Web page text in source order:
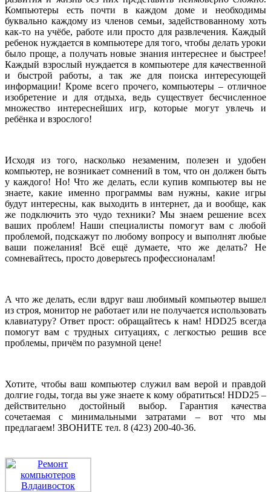
Компьютеры есть почти в каждом доме и необходимы
буквально каждому из членов семьи, задействованному хоть
как-то на учёбе, работе или просто для развлечения. Каждый
ребенок нуждается в компьютере для того, чтобы делать уроки
было проще, а получать новые знания интереснее и быстрее!
Каждый взрослый нуждается в компьютере для качественной
и быстрой работы, а так же для поиска интересующей
информации! Кроме всего прочего, компьютеры – отличное
изобретение и для отдыха, ведь существует бесчисленное
множество интереснейших игр, которые могут увлечь и
ребёнка и взрослого!
Исходя из того, насколько незаменим, полезен и удобен
компьютер, не возникает сомнений в том, что он должен быть
у каждого! Но! Что же делать, если купив компьютер вы не
знаете, какие именно программы вам нужны, какие игры
будут интересны, как выходить в интернет, да и вообще, как
же подключить это чудо техники? Мы знаем решение всех
ваших проблем! Наши специалисты помогут вам с любой
проблемой, подскажут по любому вопросу и выполнят любые
ваши пожелания! Всё ещё думаете, что же делать? Не
сомневайтесь, просто доверьтесь профессионалам!
А что же делать, если вдруг ваш любимый компьютер вышел
из строя, монитор не работает или не получается использовать
клавиатуру? Ответ прост: обращайтесь к нам! HDD25 всегда
помогут вам с трудных ситуациях, с легкостью решив все
проблемы, причём по разумной цене!
Хотите, чтобы ваш компьютер служил вам верой и правдой
долгие годы, тогда вы уже знаете к кому обратиться! HDD25 –
действительно достойный выбор. Гарантия качества
сочетаемая с минимальными затратами – вот что мы
предлагаем! ЗВОНИТЕ тел. 8 (423) 200-40-36.